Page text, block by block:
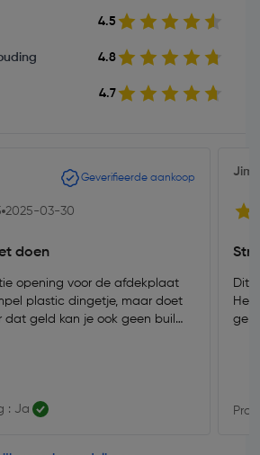
4.5
4.8
4.7
Geverifieerde aankoop
2025-03-30
doen
opening voor de afdekplaat
plastic dingetje, maar doet
dat geld kan je ook geen buil
: Ja
Jim
Dit
Het